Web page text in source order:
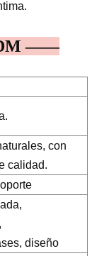
——
con
calidad.
diseño